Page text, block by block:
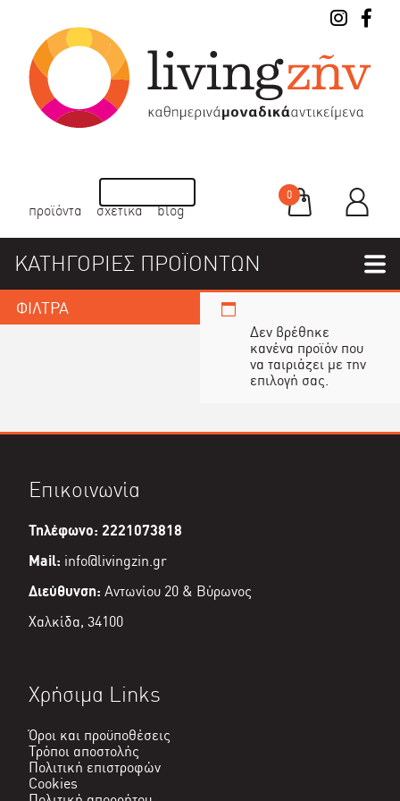
προϊόντα σχετικά blog
0
ΚΑΤΗΓΟΡΙΕΣ ΠΡΟΪΟΝΤΩΝ
ΦΙΛΤΡΑ
Δεν βρέθηκε
κανένα προϊόν που
να ταιριάζει με την
επιλογή σας.
Επικοινωνία
Τηλέφωνο: 2221073818
Mail: info@livingzin.gr
Διεύθυνση: Αντωνίου 20 & Βύρωνος
Χαλκίδα, 34100
Χρήσιμα Links
Όροι και προϋποθέσεις
Τρόποι αποστολής
Πολιτική επιστροφών
Cookies